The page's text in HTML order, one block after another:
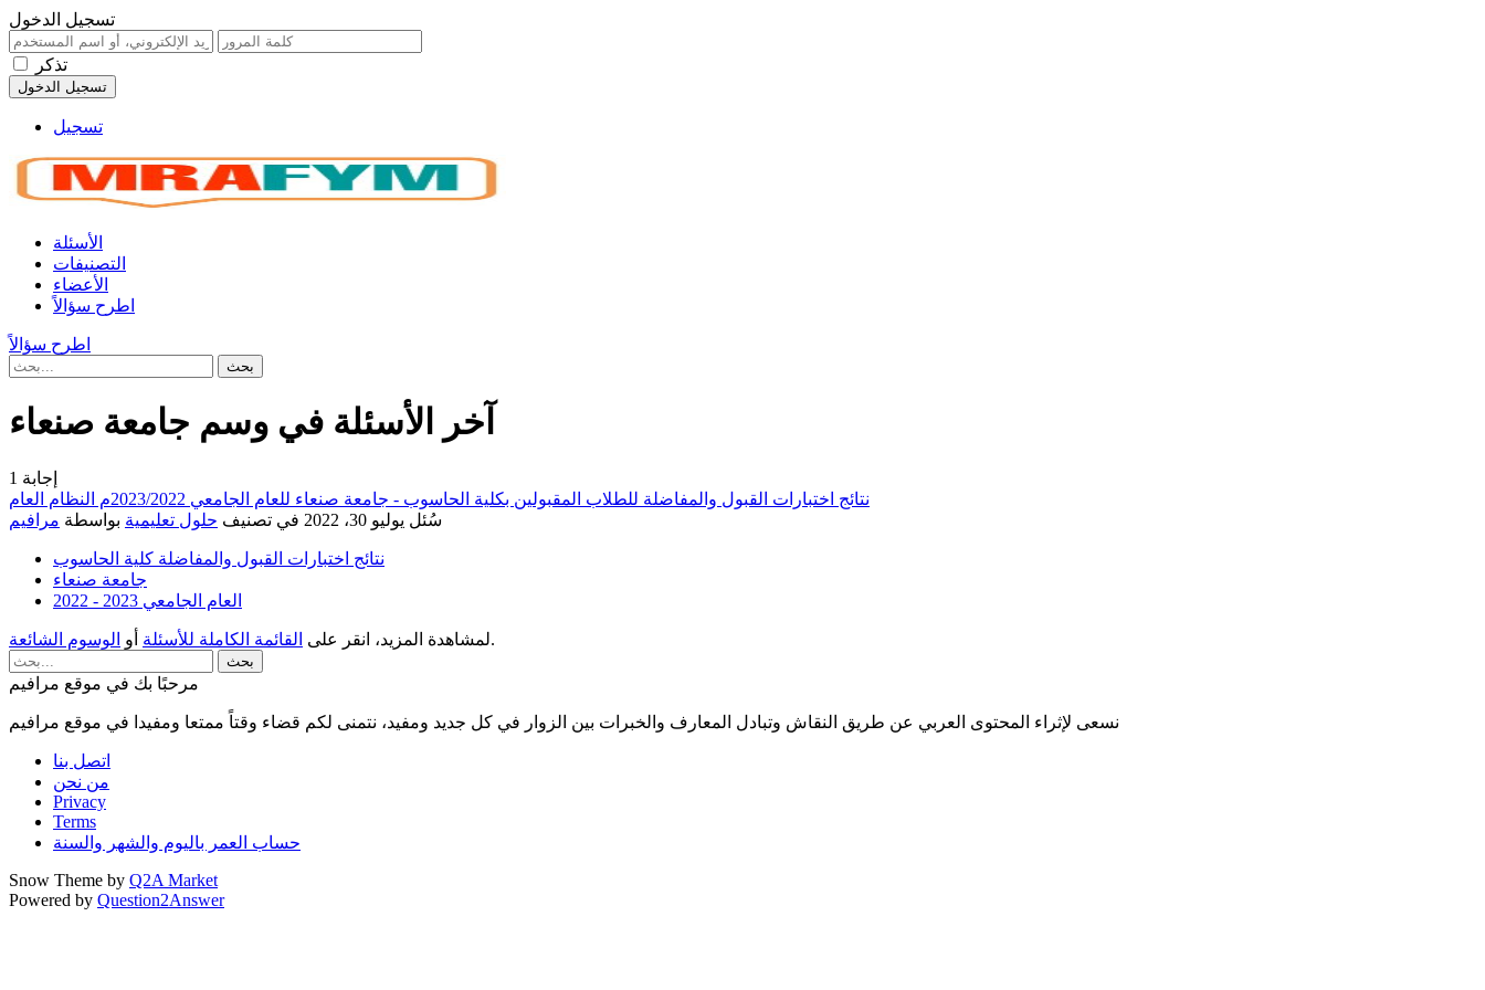
تسجيل الدخول
تذكر
تسجيل
الأسئلة
التصنيفات
الأعضاء
اطرح سؤالاً
اطرح سؤالاً
آخر الأسئلة في وسم جامعة صنعاء
1 إجابة
نتائج اختبارات القبول والمفاضلة للطلاب المقبولين بكلية الحاسوب - جامعة صنعاء للعام الجامعي 2023/2022م النظام العام
سُئل يوليو 30، 2022 في تصنيف حلول تعليمية بواسطة مرافيم
نتائج اختبارات القبول والمفاضلة كلية الحاسوب
جامعة صنعاء
العام الجامعي 2023 - 2022
لمشاهدة المزيد، انقر على القائمة الكاملة للأسئلة أو الوسوم الشائعة .
مرحبًا بك في موقع مرافيم
نسعى لإثراء المحتوى العربي عن طريق النقاش وتبادل المعارف والخبرات بين الزوار في كل جديد ومفيد، نتمنى لكم قضاء وقتاً ممتعا ومفيدا في موقع مرافيم
اتصل بنا
من نحن
Privacy
Terms
حساب العمر باليوم والشهر والسنة
Snow Theme by Q2A Market
Powered by Question2Answer